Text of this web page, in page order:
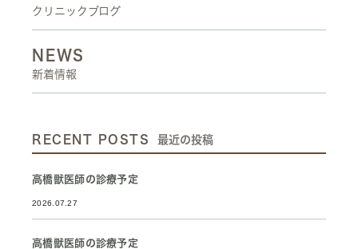
クリニックブログ
NEWS
新着情報
RECENT POSTS 最近の投稿
高橋獣医師の診療予定
2026.07.27
高橋獣医師の診療予定